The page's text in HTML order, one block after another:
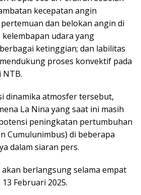
kecepatan angin
dan belokan angin di
udara yang
ketinggian; dan labilitas
proses konvektif pada
NTB.
dinamika atmosfer tersebut,
La Nina yang saat ini masih
peningkatan pertumbuhan
Cumulunimbus) di beberapa
dalam siaran pers.
berlangsung selama empat
Februari 2025.